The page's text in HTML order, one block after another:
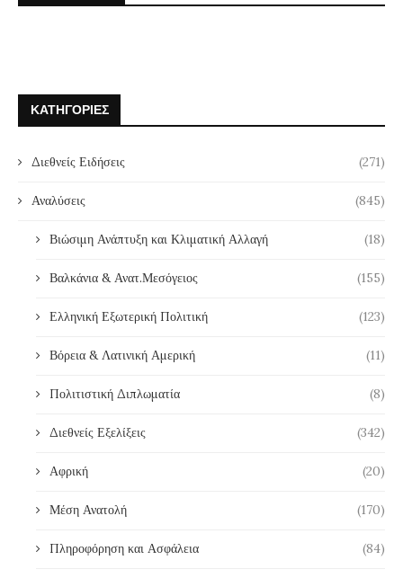
ΚΑΤΗΓΟΡΊΕΣ
Διεθνείς Ειδήσεις (271)
Αναλύσεις (845)
Βιώσιμη Ανάπτυξη και Κλιματική Αλλαγή (18)
Βαλκάνια & Ανατ.Μεσόγειος (155)
Ελληνική Εξωτερική Πολιτική (123)
Βόρεια & Λατινική Αμερική (11)
Πολιτιστική Διπλωματία (8)
Διεθνείς Εξελίξεις (342)
Αφρική (20)
Μέση Ανατολή (170)
Πληροφόρηση και Ασφάλεια (84)